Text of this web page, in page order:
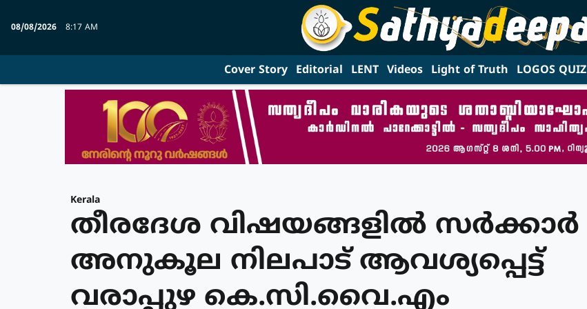
08/08/2026 8:17 AM
Cover Story Editorial LENT Videos Light of Truth LOGOS QUIZ
Kerala
തീരദേശ വിഷയങ്ങളിൽ സർക്കാർ
അനുകൂല നിലപാട് ആവശ്യപ്പെട്ട്
വരാപ്പുഴ കെ.സി.വൈ.എം